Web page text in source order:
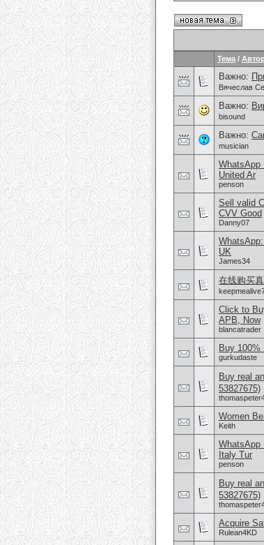
Тема / Автор
Важно:
Вячеслав
Важно:
bisound
Важно:
musician
WhatsApp
United Ar
penson
Sell valid
CVV Good
Danny07
UK
James34
在线购买
Click to
APB, Now
blancatrader
Buy 100%
gurkudaste
Buy real
53827675)
Women
Keith
WhatsApp
Italy Tur
penson
Buy real
53827675)
Acquire
Rulean4KD